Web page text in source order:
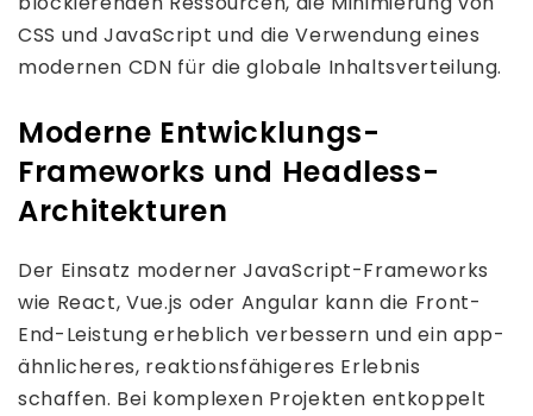
CSS und JavaScript und die Verwendung eines
modernen CDN für die globale Inhaltsverteilung.
Moderne Entwicklungs-
Frameworks und Headless-
Architekturen
Der Einsatz moderner JavaScript-Frameworks
wie React, Vue.js oder Angular kann die Front-
End-Leistung erheblich verbessern und ein app-
ähnlicheres, reaktionsfähigeres Erlebnis
schaffen. Bei komplexen Projekten entkoppelt